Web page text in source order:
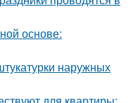
основе:
наружных